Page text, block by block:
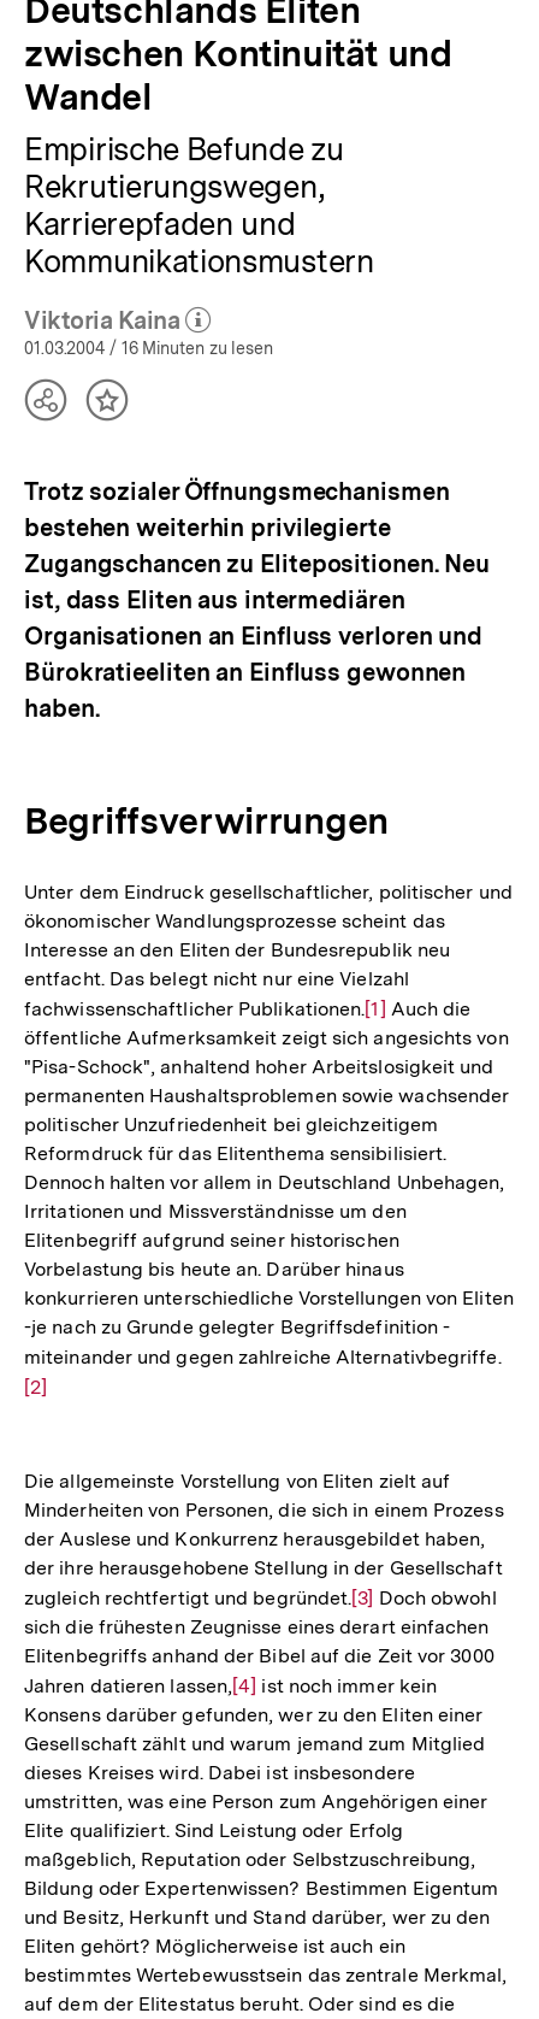
Deutschlands Eliten
zwischen Kontinuität und
Wandel
Empirische Befunde zu
Rekrutierungswegen,
Karrierepfaden und
Kommunikationsmustern
Viktoria Kaina
(Mehr zum Autor)
öffnen
01.03.2004 / 16 Minuten zu lesen
TeilenInhalt
Trotz sozialer Öffnungsmechanismen
bestehen weiterhin privilegierte
Zugangschancen zu Elitepositionen. Neu
ist, dass Eliten aus intermediären
Organisationen an Einfluss verloren und
Bürokratieeliten an Einfluss gewonnen
haben.
Begriffsverwirrungen
Unter dem Eindruck gesellschaftlicher, politischer und
ökonomischer Wandlungsprozesse scheint das
Interesse an den Eliten der Bundesrepublik neu
entfacht. Das belegt nicht nur eine Vielzahl
fachwissenschaftlicher Publikationen.Zur
Auflösung
der
Fußnote
[1] Auch die
öffentliche Aufmerksamkeit zeigt sich angesichts von
"Pisa-Schock", anhaltend hoher Arbeitslosigkeit und
permanenten Haushaltsproblemen sowie wachsender
politischer Unzufriedenheit bei gleichzeitigem
Reformdruck für das Elitenthema sensibilisiert.
Dennoch halten vor allem in Deutschland Unbehagen,
Irritationen und Missverständnisse um den
Elitenbegriff aufgrund seiner historischen
Vorbelastung bis heute an. Darüber hinaus
konkurrieren unterschiedliche Vorstellungen von Eliten
-je nach zu Grunde gelegter Begriffsdefinition -
miteinander und gegen zahlreiche Alternativbegriffe.
[2]
Die allgemeinste Vorstellung von Eliten zielt auf
Minderheiten von Personen, die sich in einem Prozess
der Auslese und Konkurrenz herausgebildet haben,
der ihre herausgehobene Stellung in der Gesellschaft
zugleich rechtfertigt und begründet.Zur
Auflösung
der
Fußnote
[3] Doch obwohl
sich die frühesten Zeugnisse eines derart einfachen
Elitenbegriffs anhand der Bibel auf die Zeit vor 3000
Jahren datieren lassen,Zur
Auflösung
der
Fußnote
[4] ist noch immer kein
Konsens darüber gefunden, wer zu den Eliten einer
Gesellschaft zählt und warum jemand zum Mitglied
dieses Kreises wird. Dabei ist insbesondere
umstritten, was eine Person zum Angehörigen einer
Elite qualifiziert. Sind Leistung oder Erfolg
maßgeblich, Reputation oder Selbstzuschreibung,
Bildung oder Expertenwissen? Bestimmen Eigentum
und Besitz, Herkunft und Stand darüber, wer zu den
Eliten gehört? Möglicherweise ist auch ein
bestimmtes Wertebewusstsein das zentrale Merkmal,
auf dem der Elitestatus beruht. Oder sind es die